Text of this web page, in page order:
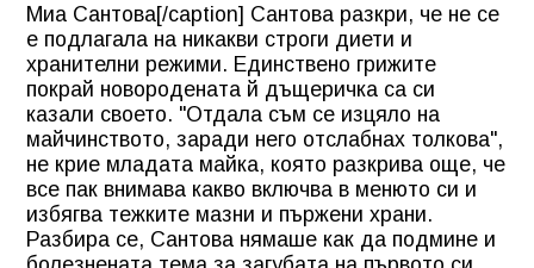
Миа Сантова[/caption] Сантова разкри, че не се
е подлагала на никакви строги диети и
хранителни режими. Единствено грижите
покрай новородената й дъщеричка са си
казали своето. "Отдала съм се изцяло на
майчинството, заради него отслабнах толкова",
не крие младата майка, която разкрива още, че
все пак внимава какво включва в менюто си и
избягва тежките мазни и пържени храни.
Разбира се, Сантова нямаше как да подмине и